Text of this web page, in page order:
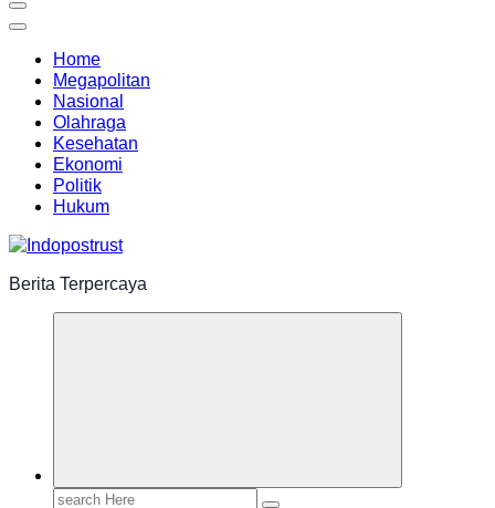
Home
Megapolitan
Nasional
Olahraga
Kesehatan
Ekonomi
Politik
Hukum
Berita Terpercaya
Search